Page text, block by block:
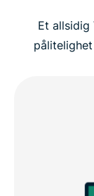
Et allsidig